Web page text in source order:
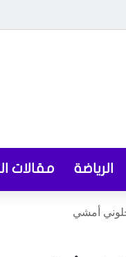
الرياضة مقالات
أمشي